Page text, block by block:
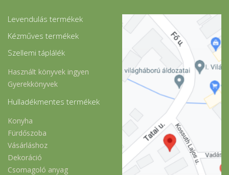
Levendulás termékek
Kézműves termékek
Szellemi táplálék
Használt könyvek ingyen
Gyerekkönyvek
Hulladékmentes termékek
Konyha
Fürdőszoba
Vásárláshoz
Dekoráció
Csomagoló anyag